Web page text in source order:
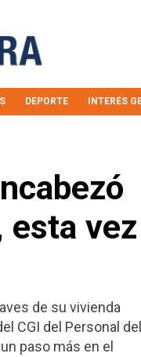
DEPORTE INTERÉS
esta vez
de su vivienda
CGI del Personal del
paso más en el